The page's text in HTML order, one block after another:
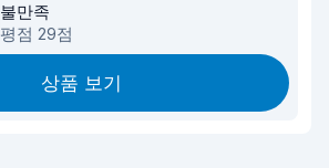
불만족
평점 29점
상품 보기